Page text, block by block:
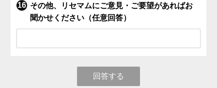
その他、リセマムにご意見・ご要望があればお
聞かせください（任意回答）
回答する